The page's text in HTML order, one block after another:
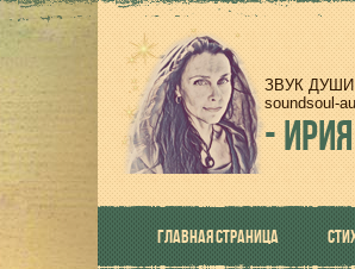
ЗВУК
soundsoul-
-
ГЛАВНАЯ СТРАНИЦА